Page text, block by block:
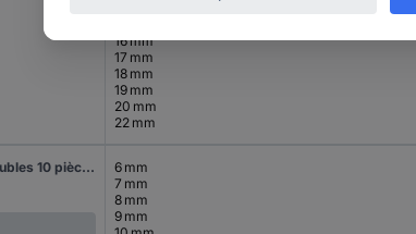
16 mm
17 mm
18 mm
19 mm
20 mm
22 mm
Gedore 6030740 6030740 Jeu de clés à œil doubles 10 pièces Ouverture de clé (métrique) 6 - 27 mm
6 mm
7 mm
8 mm
9 mm